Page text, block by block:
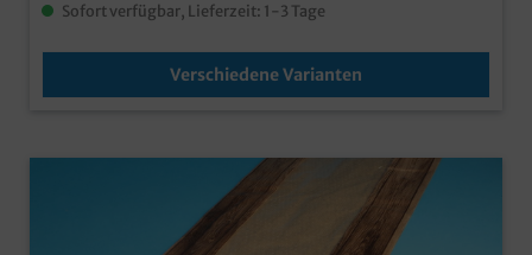
Sofort verfügbar, Lieferzeit: 1-3 Tage
Verschiedene Varianten